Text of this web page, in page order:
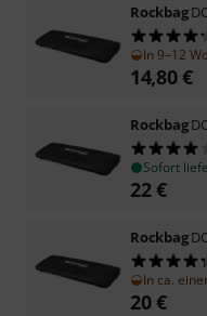
Rockbag
In 9–12
14,80€
Rockbag
Sofort
22€
Rockbag
In ca.
20€